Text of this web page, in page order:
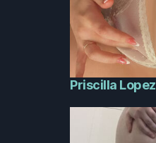
Priscilla Lopez